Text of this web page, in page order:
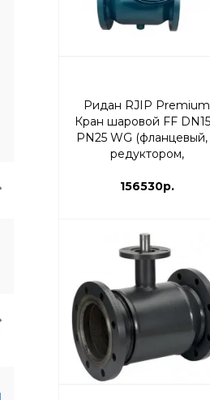
Ридан RJIP Premium
Кран шаровой FF
PN25 WG (фланцевый,
редуктором,
065N0351GR
156530р.